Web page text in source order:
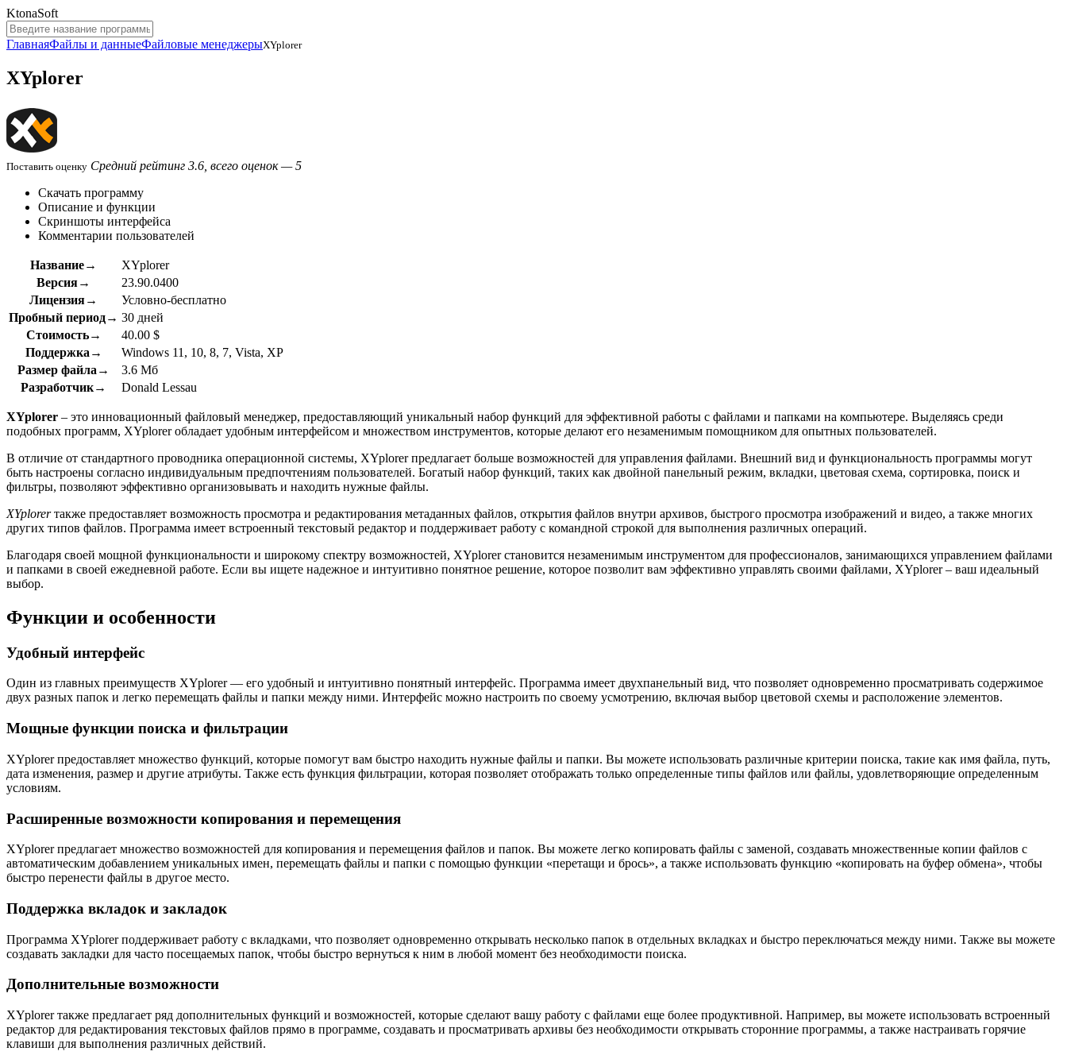
KtonaSoft
ГлавнаяФайлы и данныеФайловые менеджерыXYplorer
XYplorer
Поставить оценку Средний рейтинг 3.6, всего оценок — 5
Скачать программу
Описание и функции
Скриншоты интерфейса
Комментарии пользователей
Название→
XYplorer
Версия→
23.90.0400
Лицензия→
Условно-бесплатно
Пробный период→ 30 дней
Стоимость→
40.00 $
Поддержка→
Windows 11, 10, 8, 7, Vista, XP
Размер файла→
3.6 Мб
Разработчик→
Donald Lessau
XYplorer – это инновационный файловый менеджер, предоставляющий уникальный набор функций для эффективной работы с файлами и папками на компьютере. Выделяясь среди
подобных программ, XYplorer обладает удобным интерфейсом и множеством инструментов, которые делают его незаменимым помощником для опытных пользователей.
В отличие от стандартного проводника операционной системы, XYplorer предлагает больше возможностей для управления файлами. Внешний вид и функциональность программы могут
быть настроены согласно индивидуальным предпочтениям пользователей. Богатый набор функций, таких как двойной панельный режим, вкладки, цветовая схема, сортировка, поиск и
фильтры, позволяют эффективно организовывать и находить нужные файлы.
XYplorerтакже предоставляет возможность просмотра и редактирования метаданных файлов, открытия файлов внутри архивов, быстрого просмотра изображений и видео, а также многих
других типов файлов. Программа имеет встроенный текстовый редактор и поддерживает работу с командной строкой для выполнения различных операций.
Благодаря своей мощной функциональности и широкому спектру возможностей, XYplorer становится незаменимым инструментом для профессионалов, занимающихся управлением файлами
и папками в своей ежедневной работе. Если вы ищете надежное и интуитивно понятное решение, которое позволит вам эффективно управлять своими файлами, XYplorer – ваш идеальный
выбор.
Функции и особенности
Удобный интерфейс
Один из главных преимуществ XYplorer — его удобный и интуитивно понятный интерфейс. Программа имеет двухпанельный вид, что позволяет одновременно просматривать содержимое
двух разных папок и легко перемещать файлы и папки между ними. Интерфейс можно настроить по своему усмотрению, включая выбор цветовой схемы и расположение элементов.
Мощные функции поиска и фильтрации
XYplorer предоставляет множество функций, которые помогут вам быстро находить нужные файлы и папки. Вы можете использовать различные критерии поиска, такие как имя файла, путь,
дата изменения, размер и другие атрибуты. Также есть функция фильтрации, которая позволяет отображать только определенные типы файлов или файлы, удовлетворяющие определенным
условиям.
Расширенные возможности копирования и перемещения
XYplorer предлагает множество возможностей для копирования и перемещения файлов и папок. Вы можете легко копировать файлы с заменой, создавать множественные копии файлов с
автоматическим добавлением уникальных имен, перемещать файлы и папки с помощью функции «перетащи и брось», а также использовать функцию «копировать на буфер обмена», чтобы
быстро перенести файлы в другое место.
Поддержка вкладок и закладок
Программа XYplorer поддерживает работу с вкладками, что позволяет одновременно открывать несколько папок в отдельных вкладках и быстро переключаться между ними. Также вы можете
создавать закладки для часто посещаемых папок, чтобы быстро вернуться к ним в любой момент без необходимости поиска.
Дополнительные возможности
XYplorer также предлагает ряд дополнительных функций и возможностей, которые сделают вашу работу с файлами еще более продуктивной. Например, вы можете использовать встроенный
редактор для редактирования текстовых файлов прямо в программе, создавать и просматривать архивы без необходимости открывать сторонние программы, а также настраивать горячие
клавиши для выполнения различных действий.